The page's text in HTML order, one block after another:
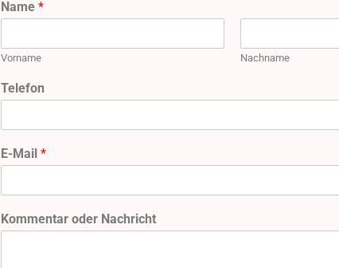
Name *
Vorname Nachname
Telefon
E-Mail *
Kommentar oder Nachricht